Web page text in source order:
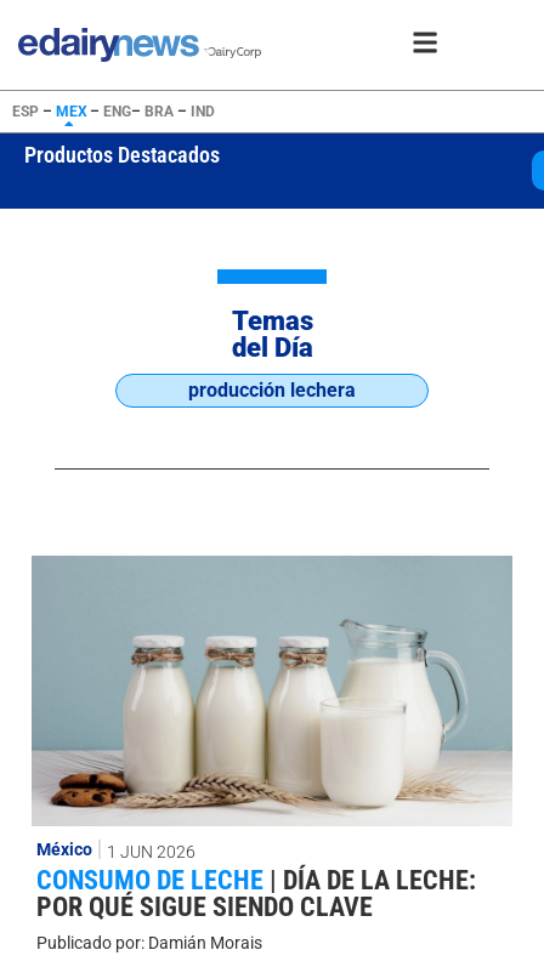
ESP – MEX– ENG– BRA – IND
Productos Destacados
WPC80 InstUSD 25505
Temas
del Día
producción lechera
México 1 JUN 2026
CONSUMO DE LECHE | DÍA DE LA LECHE:
POR QUÉ SIGUE SIENDO CLAVE
Publicado por: Damián Morais